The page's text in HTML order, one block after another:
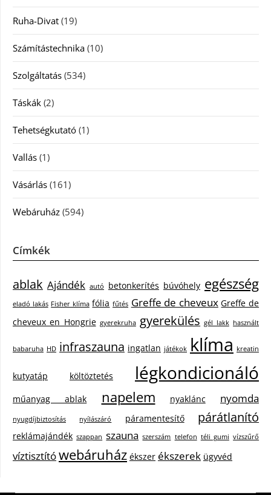
Ruha-Divat (19)
Számítástechnika (10)
Szolgáltatás (534)
Táskák (2)
Tehetségkutató (1)
Vallás (1)
Vásárlás (161)
Webáruház (594)
Címkék
ablak Ajándék autó betonkerítés búvóhely egészség
eladó lakás Fisher klíma fólia fűtés Greffe de cheveux Greffe de
cheveux en Hongrie gyerekruha gyerekülés gél lakk használt
babaruha HD infraszauna ingatlan játékok klíma kreatin
kutyatáp költöztetés légkondicionáló
műanyag ablak napelem nyaklánc nyomda
nyugdíjbiztosítás nyílászáró páramentesítő párátlanító
reklámajándék szappan szauna szerszám telefon téli gumi vízszűrő
víztisztítówebáruház ékszer ékszerek ügyvéd